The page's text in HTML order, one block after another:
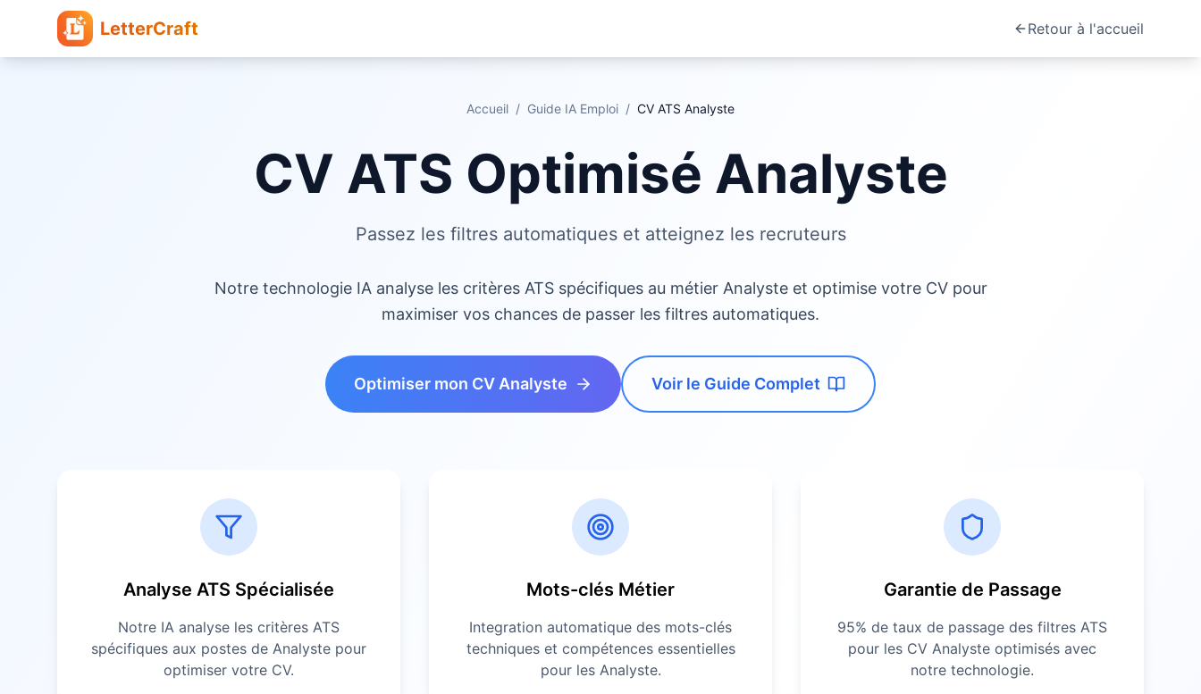
LetterCraft Retour à l'accueil
Accueil / Guide IA Emploi / CV ATS Analyste
CV ATS Optimisé Analyste
Passez les filtres automatiques et atteignez les recruteurs
Notre technologie IA analyse les critères ATS spécifiques au métier Analyste et optimise votre CV pour
maximiser vos chances de passer les filtres automatiques.
Optimiser mon CV Analyste Voir le Guide Complet
Analyse ATS Spécialisée
Notre IA analyse les critères ATS
spécifiques aux postes de Analyste pour
optimiser votre CV.
Mots-clés Métier
Integration automatique des mots-clés
techniques et compétences essentielles
pour les Analyste.
Garantie de Passage
95% de taux de passage des filtres ATS
pour les CV Analyste optimisés avec
notre technologie.